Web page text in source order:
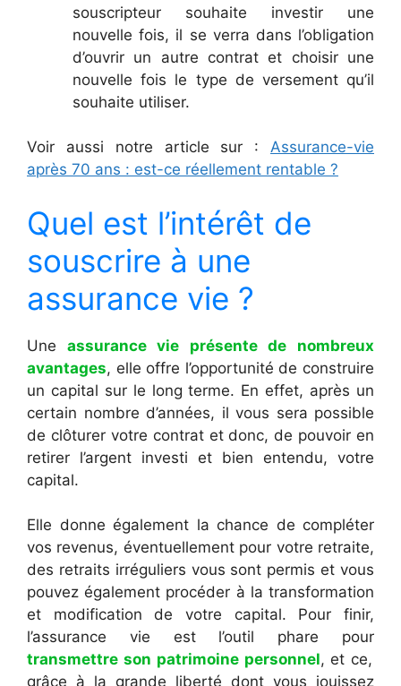
souscripteur souhaite investir une
nouvelle fois, il se verra dans l’obligation
d’ouvrir un autre contrat et choisir une
nouvelle fois le type de versement qu’il
souhaite utiliser.
Voir aussi notre article sur : Assurance-vie
après 70 ans : est-ce réellement rentable ?
Quel est l’intérêt de
souscrire à une
assurance vie ?
Une assurance vie présente de nombreux
avantages, elle offre l’opportunité de construire
un capital sur le long terme. En effet, après un
certain nombre d’années, il vous sera possible
de clôturer votre contrat et donc, de pouvoir en
retirer l’argent investi et bien entendu, votre
capital.
Elle donne également la chance de compléter
vos revenus, éventuellement pour votre retraite,
des retraits irréguliers vous sont permis et vous
pouvez également procéder à la transformation
et modification de votre capital. Pour finir,
l’assurance vie est l’outil phare pour
transmettre son patrimoine personnel, et ce,
grâce à la grande liberté dont vous jouissez